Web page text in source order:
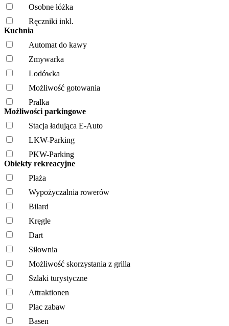
Osobne łóżka
Ręczniki inkl.
Kuchnia
Automat do kawy
Zmywarka
Lodówka
Możliwość gotowania
Pralka
Możliwości parkingowe
Stacja ładująca E-Auto
LKW-Parking
PKW-Parking
Obiekty rekreacyjne
Plaża
Wypożyczalnia rowerów
Bilard
Kręgle
Dart
Siłownia
Możliwość skorzystania z grilla
Szlaki turystyczne
Attraktionen
Plac zabaw
Basen